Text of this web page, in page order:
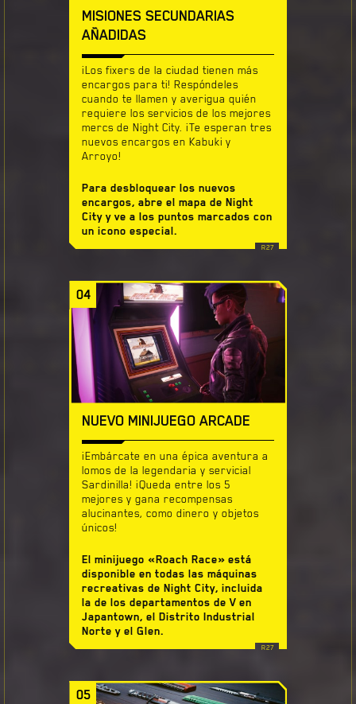
MISIONES SECUNDARIAS
AÑADIDAS
¡Los fixers de la ciudad tienen más
encargos para ti! Respóndeles
cuando te llamen y averigua quién
requiere los servicios de los mejores
mercs de Night City. ¡Te esperan tres
nuevos encargos en Kabuki y
Arroyo!
Para desbloquear los nuevos
encargos, abre el mapa de Night
City y ve a los puntos marcados con
un icono especial.
04
NUEVO MINIJUEGO ARCADE
¡Embárcate en una épica aventura a
lomos de la legendaria y servicial
Sardinilla! ¡Queda entre los 5
mejores y gana recompensas
alucinantes, como dinero y objetos
únicos!
El minijuego «Roach Race» está
disponible en todas las máquinas
recreativas de Night City, incluida
la de los departamentos de V en
Japantown, el Distrito Industrial
Norte y el Glen.
05